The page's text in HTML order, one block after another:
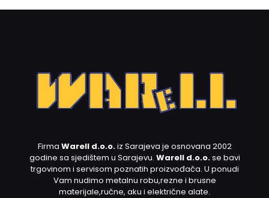
Firma Warell d.o.o.iz Sarajeva je osnovana 2002
godine sa sjedištem u Sarajevu. Warell d.o.o.se bavi
trgovinom i servisom poznatih proizvođača. U ponudi
Vam nudimo metalnu robu,rezne i brusne
materijale,ručne, aku i električne alate.